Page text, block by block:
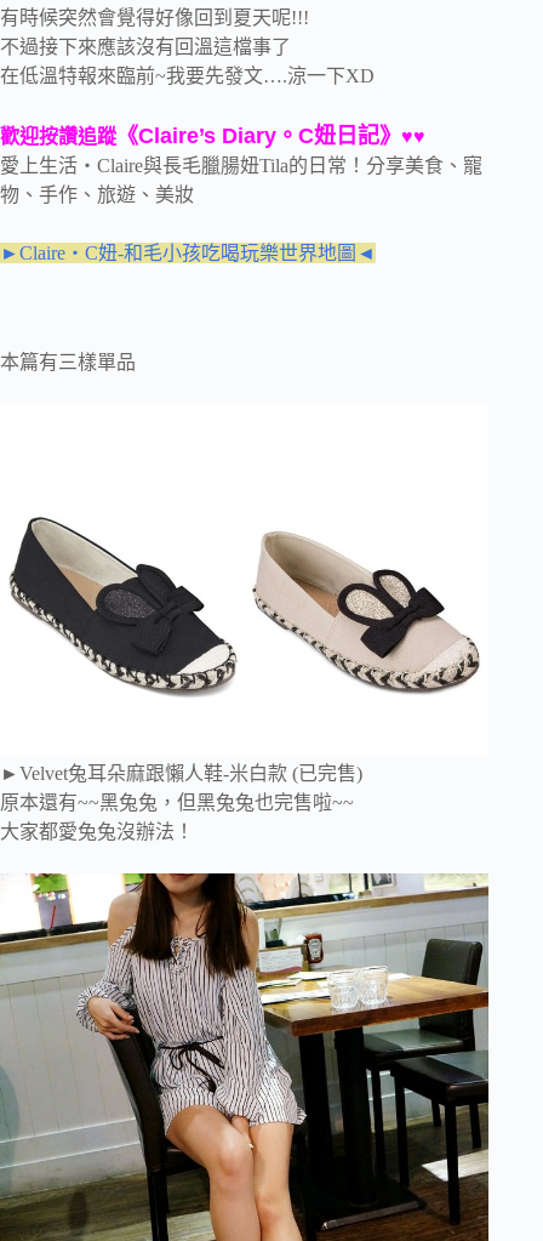
有時候突然會覺得好像回到夏天呢!!!
不過接下來應該沒有回溫這檔事了
在低溫特報來臨前~我要先發文….涼一下XD
歡迎按讚追蹤 《Claire’s Diary。C妞日記》 ♥♥
愛上生活‧Claire與長毛臘腸妞Tila的日常！分享美食、寵
物、手作、旅遊、美妝
►Claire‧C妞-和毛小孩吃喝玩樂世界地圖◄
本篇有三樣單品
►Velvet兔耳朵麻跟懶人鞋-米白款 (已完售)
原本還有~~黑兔兔，但黑兔兔也完售啦~~
大家都愛兔兔沒辦法！